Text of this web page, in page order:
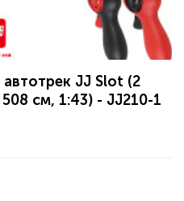
JJ Slot (2
см, 1:43) - JJ210-1